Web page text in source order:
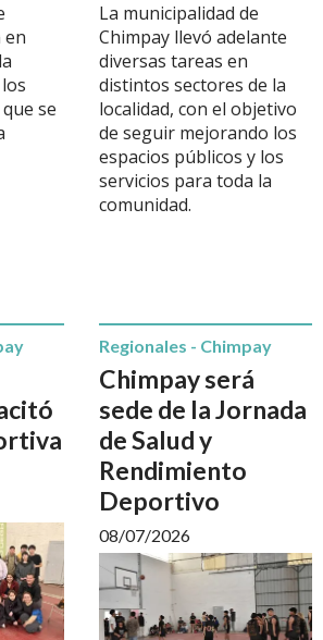
en
se
La municipalidad de
Chimpay llevó adelante
diversas tareas en
distintos sectores de la
localidad, con el objetivo
de seguir mejorando los
espacios públicos y los
servicios para toda la
comunidad.
Chimpay será
sede de la Jornada
de Salud y
Rendimiento
Deportivo
Regionales - Chimpay
08/07/2026